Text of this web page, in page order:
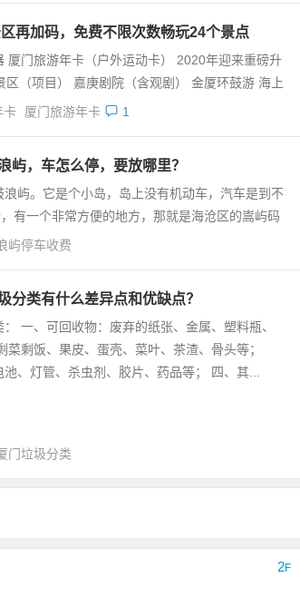
再加码，免费不限次数畅玩24个景点
厦门旅游年卡（户外运动卡） 2020年迎来重磅升
（项目） 嘉庚剧院（含观剧） 金厦环鼓游 海上
卡 厦门旅游年卡 1
屿，车怎么停，要放哪里？
屿。它是个小岛，岛上没有机动车，汽车是到不
有一个非常方便的地方，那就是海沧区的嵩屿码
屿停车收费
分类有什么差异点和优缺点？
一、可回收物：废弃的纸张、金属、塑料瓶、
剩饭、果皮、蛋壳、菜叶、茶渣、骨头等；
、灯管、杀虫剂、胶片、药品等； 四、其...
门垃圾分类
2F